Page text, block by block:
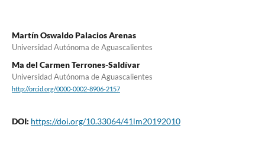
Martín Oswaldo Palacios Arenas
Universidad Autónoma de Aguascalientes
Ma del Carmen Terrones-Saldívar
Universidad Autónoma de Aguascalientes
http://orcid.org/0000-0002-8906-2157
DOI: https://doi.org/10.33064/41lm20192010